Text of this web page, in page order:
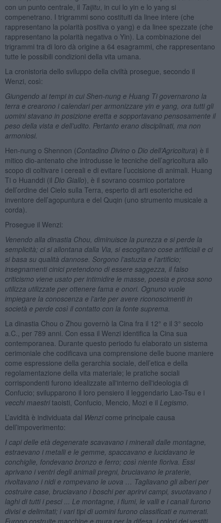
con un punto centrale, il Taijitu, in cui lo yin e lo yang si
compenetrano. I trigrammi sono costituiti da linee intere (che
rappresentano la polarità positiva o yang) e da linee spezzate (che
rappresentano la polarità negativa o Yin). La combinazione dei
trigrammi tra di loro dà origine a 64 esagrammi, che rappresentano
tutte le possibili condizioni della vita umana.
La cronistoria dello sviluppo della civiltà prosegue, secondo il
Wenzi, così:
Giungendo ai tempi in cui Shen-nung e Huang Ti governarono la
terra e crearono i calendari per armonizzare yin e yang, ora tutti gli
uomini stavano in posizione eretta e sopportavano pensosamente il
peso della vista e dell’udito. Pertanto erano disciplinati, ma non
armoniosi.
Hen-nung o Shennon (Contadino Divino o Dio dell’Agricoltura) è il
mitico dio-antenato che introdusse le tecniche dell’agricoltura allo
scopo di coltivare i cereali e di evitare l’uccisione di animali. Huang
Ti o Huanddi (il Dio Giallo), è il sovrano cosmico portatore
dell’ordine del Cielo sulla Terra, esperto di arti esoteriche ed
inventore dell’agopuntura e del Quqin (uno strumento musicale a
corda).
Prosegue il Wenzi:
Venendo alla dinastia Chou, diminuisce la purezza e si perde la
semplicità; ci si allontana dalla Via, si escogitano cose artificiali e ci
si basa su qualità dannose. Sorgono l’astuzia e l’artificio;
insegnamenti cinici pretendono di essere saggezza, il falso
criticismo viene usato per intimidire le masse, poesia e prosa sono
utilizza utilizzate per ottenere fama e onori. Ognuno vuole
impiegare la conoscenza e l’arte per avere riconoscimenti in
società e perde così il contatto con la fonte suprema.
La dinastia Chou o Zhou governò la Cina fra il 12° e il 3° secolo
a.C., per 789 anni. Con essa il Wenzi identifica la Cina sua
contemporanea. Durante questo periodo fu elaborato un sistema
cerimoniale che codificava una comprensione delle buone maniere
come espressione della gerarchia sociale, dell’etica e della
regolamentazione della vita materiale; le pratiche sociali
corrispondenti furono idealizzate all'interno dell'ideologia di
Confucio; svilupparono il loro pensiero il leggendario Lao-Tsu e i
vecchi maestritaoisti, Confucio, Mencio, Mozi e il Legismo
L’avidità è individuata dal Wenzicome principale causa
dell’impoverimento:
I capi delle età degenerate scavavano i minerali dalle montagne,
estraevano i metalli e le gemme, spaccavano e lucidavano le
conchiglie, fondevano bronzo e ferro; così niente fioriva. Essi
aprivano i ventri degli animali pregni, bruciavano le praterie,
rivoltavano i nidi e rompevano le uova … Tagliavano gli alberi per
costruire case, bruciavano i boschi per aprirvi campi, svuotavano i
laghi di tutti i pesci ... Le montagne, i fiumi, le valli e i canali furono
divisi e delimitati; i vari tipi di uomini furono classificati e numerati.
Furono costruite macchine e mura per la difesa, i colori dei vestiti